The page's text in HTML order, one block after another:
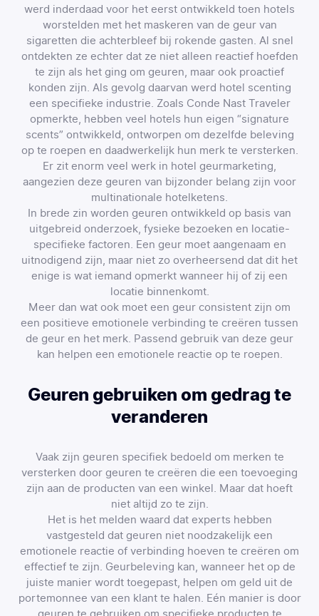
werd inderdaad voor het eerst ontwikkeld toen hotels
worstelden met het maskeren van de geur van
sigaretten die achterbleef bij rokende gasten. Al snel
ontdekten ze echter dat ze niet alleen reactief hoefden
te zijn als het ging om geuren, maar ook proactief
konden zijn. Als gevolg daarvan werd hotel scenting
een specifieke industrie. Zoals Conde Nast Traveler
opmerkte, hebben veel hotels hun eigen “signature
scents” ontwikkeld, ontworpen om dezelfde beleving
op te roepen en daadwerkelijk hun merk te versterken.
Er zit enorm veel werk in hotel geurmarketing,
aangezien deze geuren van bijzonder belang zijn voor
multinationale hotelketens.
In brede zin worden geuren ontwikkeld op basis van
uitgebreid onderzoek, fysieke bezoeken en locatie-
specifieke factoren. Een geur moet aangenaam en
uitnodigend zijn, maar niet zo overheersend dat dit het
enige is wat iemand opmerkt wanneer hij of zij een
locatie binnenkomt.
Meer dan wat ook moet een geur consistent zijn om
een positieve emotionele verbinding te creëren tussen
de geur en het merk. Passend gebruik van deze geur
kan helpen een emotionele reactie op te roepen.
Geuren gebruiken om gedrag te
veranderen
Vaak zijn geuren specifiek bedoeld om merken te
versterken door geuren te creëren die een toevoeging
zijn aan de producten van een winkel. Maar dat hoeft
niet altijd zo te zijn.
Het is het melden waard dat experts hebben
vastgesteld dat geuren niet noodzakelijk een
emotionele reactie of verbinding hoeven te creëren om
effectief te zijn. Geurbeleving kan, wanneer het op de
juiste manier wordt toegepast, helpen om geld uit de
portemonnee van een klant te halen. Eén manier is door